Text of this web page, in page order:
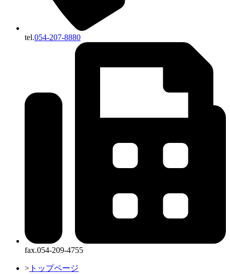
tel.054-207-8880
fax.054-209-4755
> トップページ